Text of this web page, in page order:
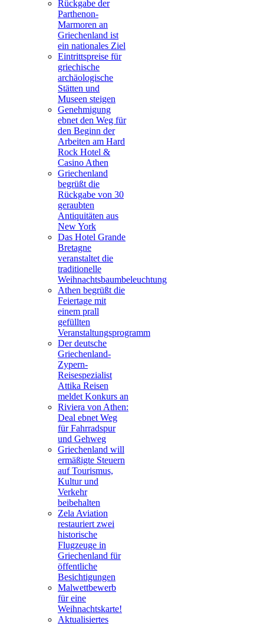
Rückgabe der
Parthenon-
Marmoren an
Griechenland ist
ein nationales Ziel
Eintrittspreise für
griechische
archäologische
Stätten und
Museen steigen
Genehmigung
ebnet den Weg für
den Beginn der
Arbeiten am Hard
Rock Hotel &
Casino Athen
Griechenland
begrüßt die
Rückgabe von 30
geraubten
Antiquitäten aus
New York
Das Hotel Grande
Bretagne
veranstaltet die
traditionelle
Weihnachtsbaumbeleuchtung
Athen begrüßt die
Feiertage mit
einem prall
gefüllten
Veranstaltungsprogramm
Der deutsche
Griechenland-
Zypern-
Reisespezialist
Attika Reisen
meldet Konkurs an
Riviera von Athen:
Deal ebnet Weg
für Fahrradspur
und Gehweg
Griechenland will
ermäßigte Steuern
auf Tourismus,
Kultur und
Verkehr
beibehalten
Zela Aviation
restauriert zwei
historische
Flugzeuge in
Griechenland für
öffentliche
Besichtigungen
Malwettbewerb
für eine
Weihnachtskarte!
Aktualisiertes